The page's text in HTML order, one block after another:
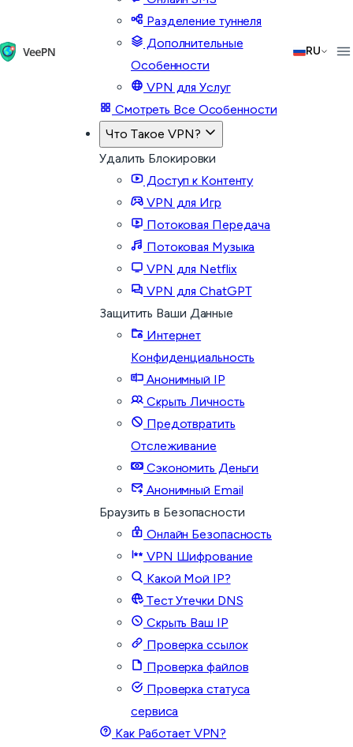
Разделение туннеля
Дополнительные
Особенности
VPN для Услуг
Смотреть Все Особенности
Что Такое VPN?
Удалить Блокировки
Доступ к Контенту
VPN для Игр
Потоковая Передача
Потоковая Музыка
VPN для Netflix
VPN для ChatGPT
Защитить Ваши Данные
Интернет
Конфиденциальность
Анонимный IP
Скрыть Личность
Предотвратить
Отслеживание
Сэкономить Деньги
Анонимный Email
Браузить в Безопасности
Онлайн Безопасность
VPN Шифрование
Какой Мой IP?
Тест Утечки DNS
Скрыть Ваш IP
Проверка ссылок
Проверка файлов
Проверка статуса
сервиса
Как Работает VPN?
RU